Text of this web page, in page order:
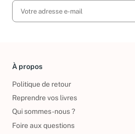
À propos
Politique de retour
Reprendre vos livres
Qui sommes-nous ?
Foire aux questions